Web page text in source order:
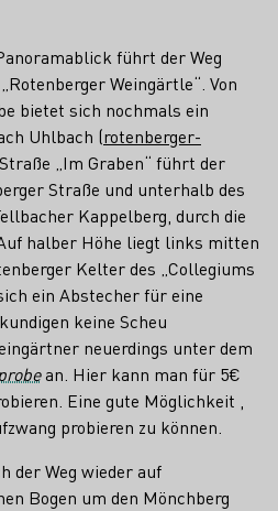
führt der Weg
Weingärtle“. Von
bietet sich nochmals ein
Uhlbach (rotenberger-
„Im Graben“ führt der
Straße und unterhalb des
Kappelberg, durch die
halber Höhe liegt links mitten
Kelter des „Collegiums
ein Abstecher für eine
keine Scheu
neuerdings unter dem
an. Hier kann man für 5€
Eine gute Möglichkeit ,
probieren zu können.
der Weg wieder auf
Bogen um den Mönchberg